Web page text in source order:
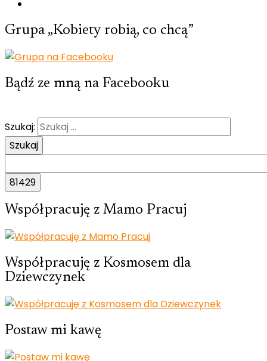
Grupa „Kobiety robią, co chcą”
Bądź ze mną na Facebooku
Szukaj:
Współpracuję z Mamo Pracuj
Współpracuję z Kosmosem dla
Dziewczynek
Postaw mi kawę